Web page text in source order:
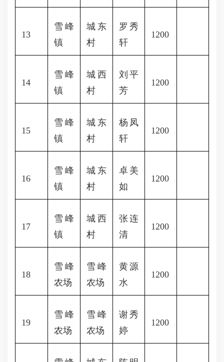
13
雪峰
镇
城东
村
罗秀
轩
1200
14
雪峰
镇
城西
村
刘平
芳
1200
15
雪峰
镇
城东
村
杨凤
轩
1200
16
雪峰
镇
城东
村
卓美
如
1200
17
雪峰
镇
城西
村
张连
清
1200
18
雪峰
农场
雪峰
农场
黄源
水
1200
19
雪峰
农场
雪峰
农场
谢秀
婷
1200